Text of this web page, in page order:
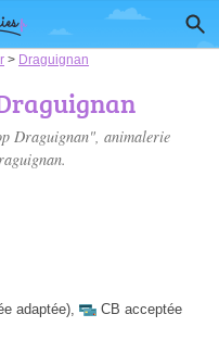
> Draguignan
Draguignan", animalerie
adaptée), CB acceptée